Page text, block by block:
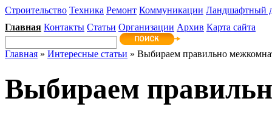
Строительство Техника Ремонт Коммуникации Ландшафтный
Главная Контакты Статьи Организации Архив Карта сайта
Главная » Интересные статьи » Выбираем правильно
Выбираем